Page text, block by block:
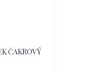
ČAKROVÝ